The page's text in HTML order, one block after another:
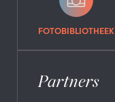
FOTOBIBLIOTHEEK
Partners